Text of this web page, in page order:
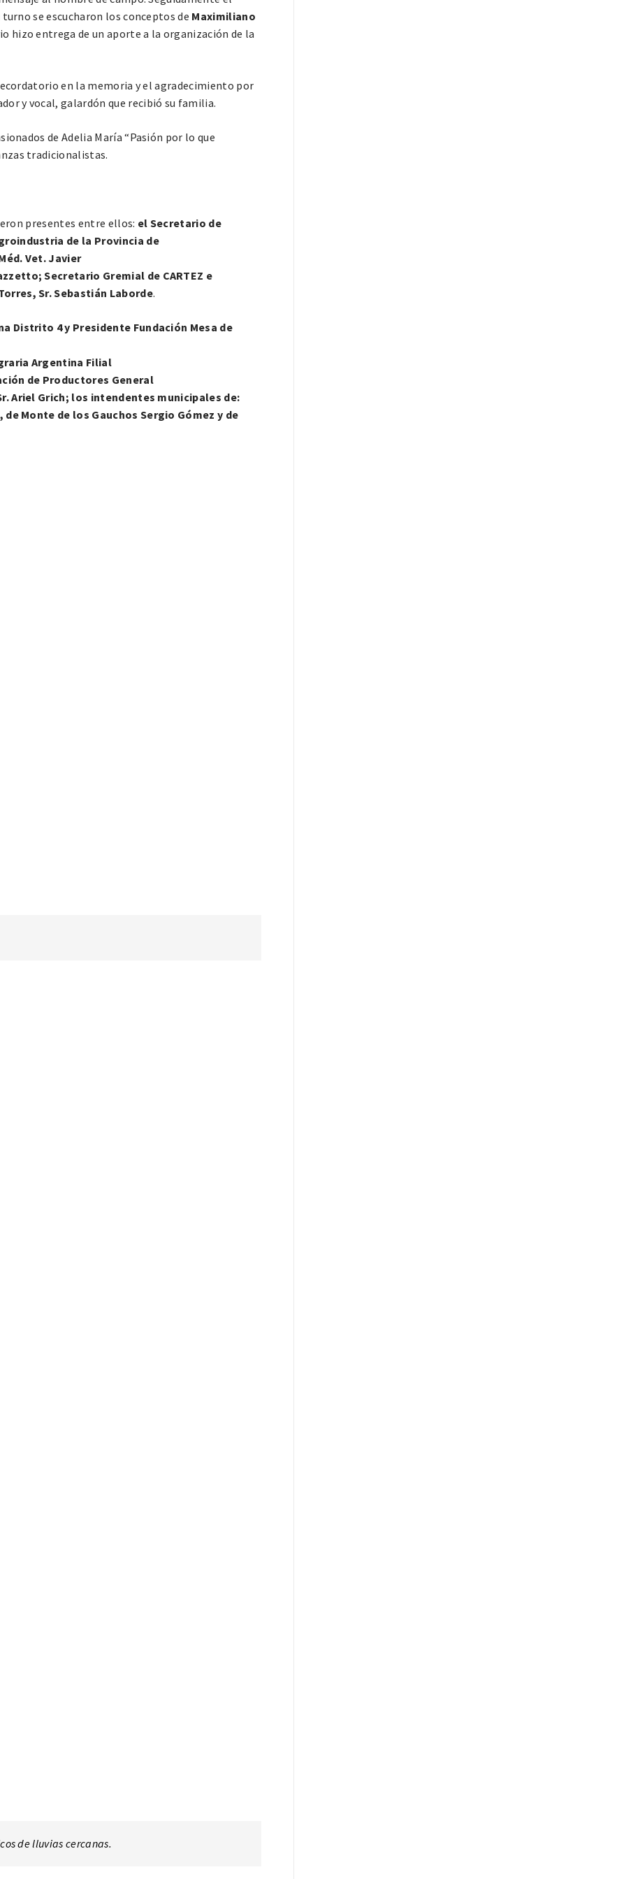
turno se escucharon los conceptos de Maximiliano
hizo entrega de un aporte a la organización de la
en la memoria y el agradecimiento por
y vocal, galardón que recibió su familia.
de Adelia María “Pasión por lo que
tradicionalistas.
presentes entre ellos: el Secretario de
de la Provincia de
Vet. Javier
Secretario Gremial de CARTEZ e
Sr. Sebastián Laborde.
Distrito 4 y Presidente Fundación Mesa de
Argentina Filial
de Productores General
Ariel Grich; los intendentes municipales de:
Monte de los Gauchos Sergio Gómez y de
de lluvias cercanas.